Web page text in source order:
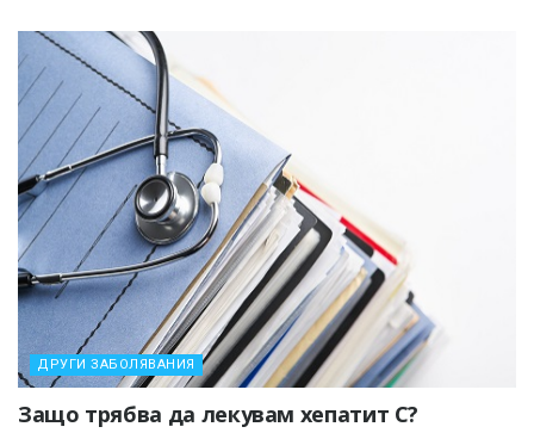
ДРУГИ ЗАБОЛЯВАНИЯ
Защо трябва да лекувам хепатит С?